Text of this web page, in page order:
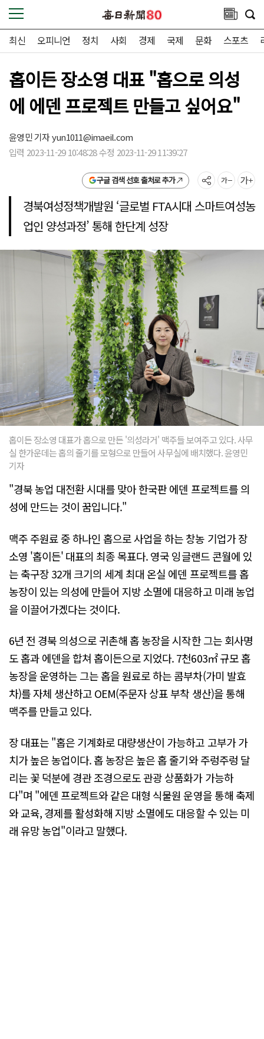
최신 오피니언 정치 사회 경제 국제 문화 스포츠
홉이든 장소영 대표 "홉으로 의성
에 에덴 프로젝트 만들고 싶어요"
윤영민 기자yun1011@imaeil.com
입력 2023-11-29 10:48:28 수정 2023-11-29 11:39:27
구글 검색 선호 출처로 추가
경북여성정책개발원 ‘글로벌 FTA시대 스마트여성농
업인 양성과정’ 통해 한단계 성장
홉이든 장소영 대표가 홉으로 만든 '의성라거' 맥주들 보여주고 있다. 사무
실 한가운데는 홉의 줄기를 모형으로 만들어 사무실에 배치했다. 윤영민
기자
"경북 농업 대전환 시대를 맞아 한국판 에덴 프로젝트를 의
성에 만드는 것이 꿈입니다."
맥주 주원료 중 하나인 홉으로 사업을 하는 창농 기업가 장
소영 '홉이든' 대표의 최종 목표다. 영국 잉글랜드 콘월에 있
는 축구장 32개 크기의 세계 최대 온실 에덴 프로젝트를 홉
농장이 있는 의성에 만들어 지방 소멸에 대응하고 미래 농업
을 이끌어가겠다는 것이다.
6년 전 경북 의성으로 귀촌해 홉 농장을 시작한 그는 회사명
도 홉과 에덴을 합쳐 홉이든으로 지었다. 7천603㎡ 규모 홉
농장을 운영하는 그는 홉을 원료로 하는 콤부차(가미 발효
차)를 자체 생산하고 OEM(주문자 상표 부착 생산)을 통해
맥주를 만들고 있다.
장 대표는 "홉은 기계화로 대량생산이 가능하고 고부가 가
치가 높은 농업이다. 홉 농장은 높은 홉 줄기와 주렁주렁 달
리는 꽃 덕분에 경관 조경으로도 관광 상품화가 가능하
다"며 "에덴 프로젝트와 같은 대형 식물원 운영을 통해 축제
와 교육, 경제를 활성화해 지방 소멸에도 대응할 수 있는 미
래 유망 농업"이라고 말했다.